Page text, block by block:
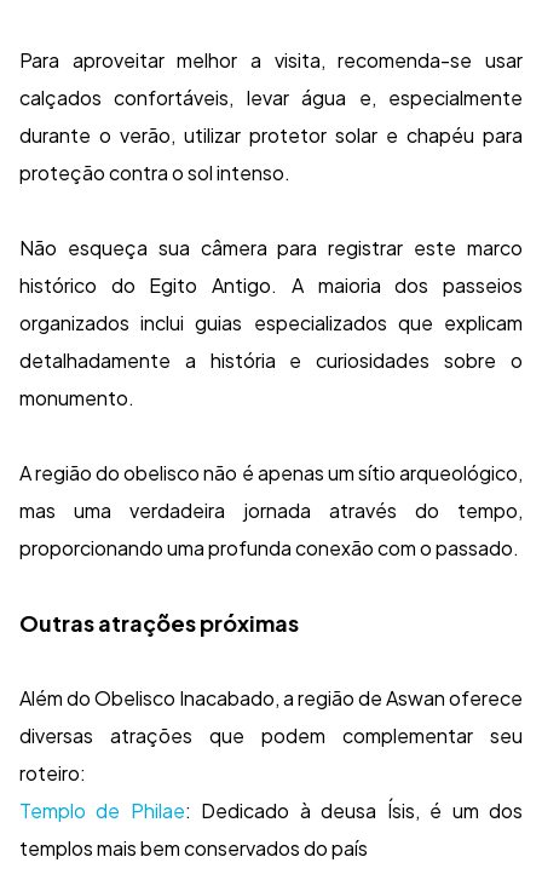
Para aproveitar melhor a visita, recomenda-se usar
calçados confortáveis, levar água e, especialmente
durante o verão, utilizar protetor solar e chapéu para
proteção contra o sol intenso.
Não esqueça sua câmera para registrar este marco
histórico do Egito Antigo. A maioria dos passeios
organizados inclui guias especializados que explicam
detalhadamente a história e curiosidades sobre o
monumento.
A região do obelisco não é apenas um sítio arqueológico,
mas uma verdadeira jornada através do tempo,
proporcionando uma profunda conexão com o passado.
Outras atrações próximas
Além do Obelisco Inacabado, a região de Aswan oferece
diversas atrações que podem complementar seu
roteiro:
Templo de Philae: Dedicado à deusa Ísis, é um dos
templos mais bem conservados do país